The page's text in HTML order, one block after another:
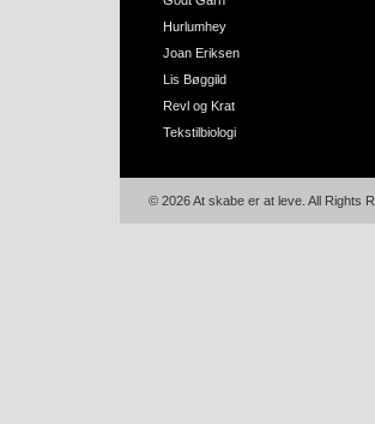
Hurlumhey
Joan Eriksen
Lis Bøggild
Revl og Krat
Tekstilbiologi
© 2026 At skabe er at leve. All Rights